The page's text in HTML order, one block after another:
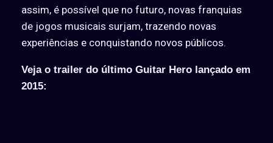
assim, é possível que no futuro, novas franquias
de jogos musicais surjam, trazendo novas
experiências e conquistando novos públicos.
Veja o trailer do último Guitar Hero lançado em
2015: